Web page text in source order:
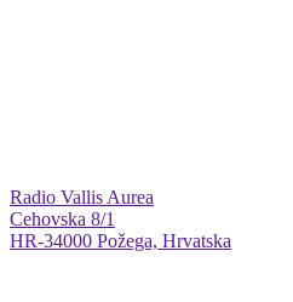
Radio Vallis Aurea
Cehovska 8/1
HR-34000 Požega, Hrvatska